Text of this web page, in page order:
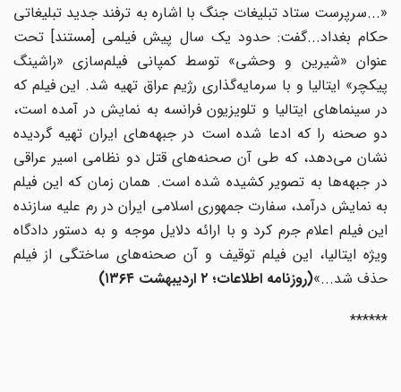
«...سرپرست ستاد تبلیغات جنگ با اشاره به ترفند جدید تبلیغاتی
حکام بغداد...گفت: حدود یک سال پیش فیلمی [مستند] تحت
عنوان «شیرین و وحشی» توسط کمپانی فیلم‌سازی «راشینگ
پیکچر» ایتالیا و با سرمایه‌گذاری رژیم عراق تهیه شد. این فیلم که
در سینماهای ایتالیا و تلویزیون فرانسه به نمایش در آمده است،
دو صحنه را که ادعا شده است در جبهه‌های ایران تهیه گردیده
نشان می‌دهد، که طی آن صحنه‌های قتل دو نظامی اسیر عراقی
در جبهه‌ها به تصویر کشیده شده است. همان زمان که این فیلم
به نمایش درآمد، سفارت جمهوری اسلامی ایران در رم علیه سازنده
این فیلم اعلام جرم کرد و با ارائه دلایل موجه و به دستور دادگاه
ویژه ایتالیا، این فیلم توقیف و آن صحنه‌های ساختگی از فیلم
حذف شد...»(روزنامه اطلاعات؛ ۲ اردیبهشت ۱۳۶۴
)
******